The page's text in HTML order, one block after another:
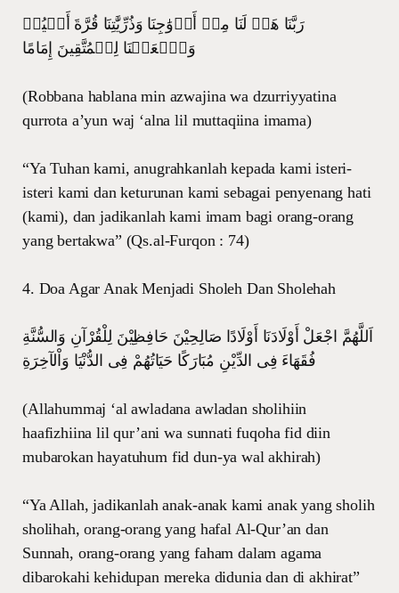
رَبَّنَا هَبۡ لَنَا مِنۡ أَزۡوَٰجِنَا وَذُرِّيَّٰتِنَا قُرَّةَ أَعۡيُنٖ
وَٱجۡعَلۡنَا لِلۡمُتَّقِينَ إِمَامًا
(Robbana hablana min azwajina wa dzurriyyatina
qurrota a’yun waj ‘alna lil muttaqiina imama)
“Ya Tuhan kami, anugrahkanlah kepada kami isteri-
isteri kami dan keturunan kami sebagai penyenang hati
(kami), dan jadikanlah kami imam bagi orang-orang
yang bertakwa” (Qs.al-Furqon : 74)
4. Doa Agar Anak Menjadi Sholeh Dan Sholehah
اَللَّهُمَّ اجْعَلْ أَوْلَادَنَا أَوْلَادًا صَالِحِيْنَ حَافِظِيْنَ لِلْقُرْآنِ وَالسُّنَّةِ
فُقَهَاءَ فِى الدِّيْنِ مُبَارَكًا حَيَاتُهُمْ فِى الدُّنْيَا وَاْلآخِرَةِ
(Allahummaj ‘al awladana awladan sholihiin
haafizhiina lil qur’ani wa sunnati fuqoha fid diin
mubarokan hayatuhum fid dun-ya wal akhirah)
“Ya Allah, jadikanlah anak-anak kami anak yang sholih
sholihah, orang-orang yang hafal Al-Qur’an dan
Sunnah, orang-orang yang faham dalam agama
dibarokahi kehidupan mereka didunia dan di akhirat”